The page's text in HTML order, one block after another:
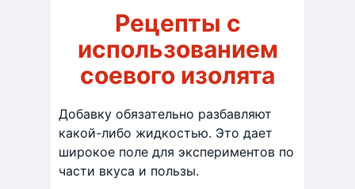
Рецепты с
использованием
соевого изолята
Добавку обязательно разбавляют
какой-либо жидкостью. Это дает
широкое поле для экспериментов по
части вкуса и пользы.